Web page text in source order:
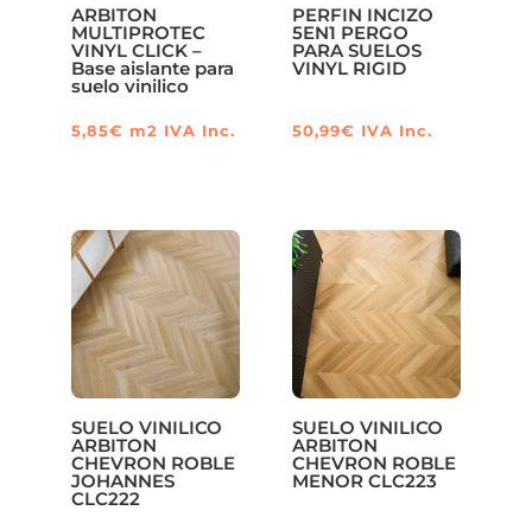
ARBITON
MULTIPROTEC
VINYL CLICK –
Base aislante para
suelo vinilico
5,85€ m2 IVA Inc.
PERFIN INCIZO
5EN1 PERGO
PARA SUELOS
VINYL RIGID
50,99€ IVA Inc.
SUELO VINILICO
ARBITON
CHEVRON ROBLE
JOHANNES
CLC222
SUELO VINILICO
ARBITON
CHEVRON ROBLE
MENOR CLC223